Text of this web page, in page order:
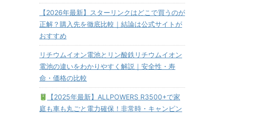
【2026年最新】スターリンクはどこで買うのが
正解？購入先を徹底比較｜結論は公式サイトが
おすすめ
リチウムイオン電池とリン酸鉄リチウムイオン
電池の違いをわかりやすく解説｜安全性・寿
命・価格の比較
【2025年最新】ALLPOWERS R3500+で家
庭も車も丸ごと電力確保！非常時・キャンピン